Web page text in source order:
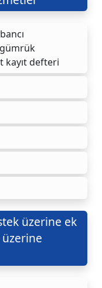
kayıt defteri
üzerine ek
üzerine